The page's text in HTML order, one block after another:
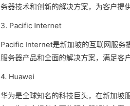
务器技术和创新的解决方案，为客户提
3. Pacific Internet
Pacific Internet是新加坡的互联网服务
服务器产品和全面的解决方案，满足客
4. Huawei
华为是全球知名的科技巨头，在新加坡